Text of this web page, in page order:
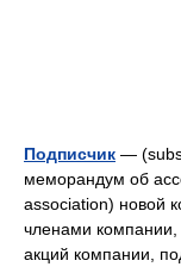
Подписчик —
меморандум об
association) новой
членами компании,
акций компании,